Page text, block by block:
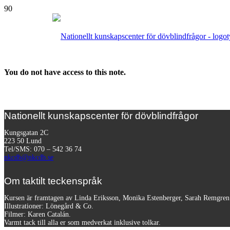
You do not have access to this note.
Nationellt kunskapscenter för dövblindfrågor
Kungsgatan 2C
223 50 Lund
Tel/SMS: 070 – 542 36 74
nkcdb@nkcdb.se
Om taktilt teckenspråk
Kursen är framtagen av Linda Eriksson, Monika Estenberger, Sarah
Illustrationer: Lönegård & Co.
Filmer: Karen Catalán.
Varmt tack till alla er som medverkat inklusive tolkar.